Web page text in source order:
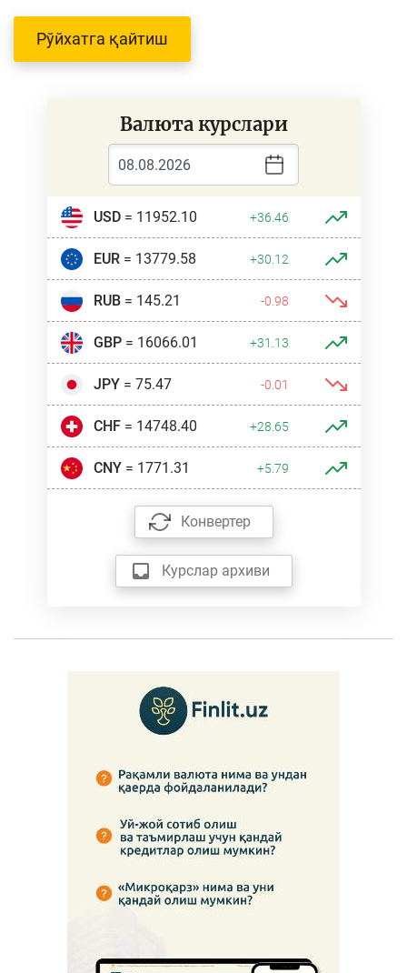
Рўйхатга қайтиш
Валюта курслари
USD= 11952.10 +36.46
EUR= 13779.58 +30.12
RUB= 145.21 -0.98
GBP= 16066.01 +31.13
JPY= 75.47 -0.01
CHF= 14748.40 +28.65
CNY= 1771.31 +5.79
Конвертер
Курслар архиви